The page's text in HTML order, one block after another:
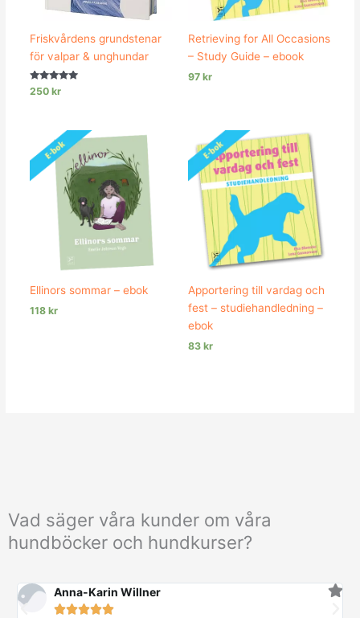
Friskvårdens grundstenar
för valpar & unghundar
Betygsatt
5.00
250 kr
Retrieving for All Occasions
– Study Guide – ebook
97 kr
Ellinors sommar – ebok
118 kr
Apportering till vardag och
fest – studiehandledning –
ebok
83 kr
Vad säger våra kunder om våra
hundböcker och hundkurser?
Anna-Karin Willner
